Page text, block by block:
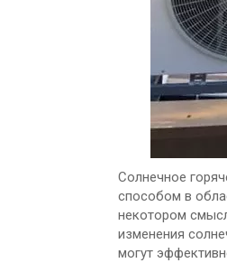
Солнечное
способом в
некотором
изменения
могут